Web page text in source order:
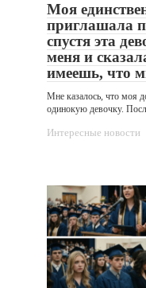
Моя
приглашала
спустя эта
меня и
имеешь, что
Мне казалось, что моя
одинокую девочку.
Интересные новости